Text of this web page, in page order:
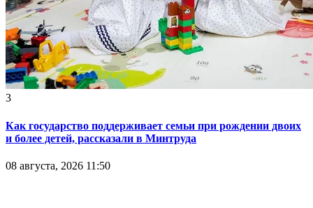
3
Как государство поддерживает семьи при рождении двоих
и более детей, рассказали в Минтруда
08 августа, 2026 11:50